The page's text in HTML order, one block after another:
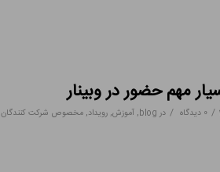
مهم حضور در وبینار
/ 0 دیدگاه / در blog
, آموزش, رویداد, مخصوص شرکت کنندگان